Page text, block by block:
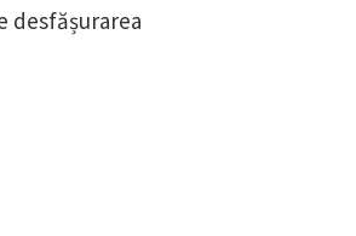
desfășurarea